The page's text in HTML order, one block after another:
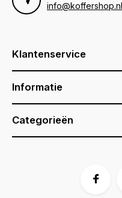
info@koffershop.nl
Klantenservice
Informatie
Categorieën